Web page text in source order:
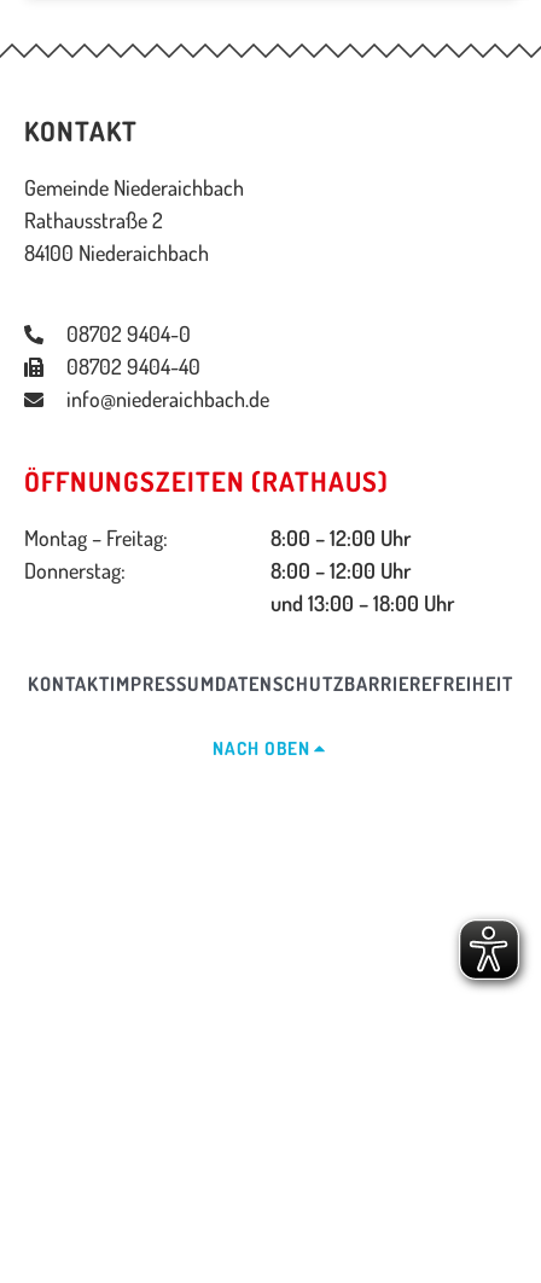
KONTAKT
Gemeinde Niederaichbach
Rathausstraße 2
84100 Niederaichbach
08702 9404-0
08702 9404-40
info@niederaichbach.de
ÖFFNUNGSZEITEN (RATHAUS)
Montag – Freitag:
8:00 – 12:00 Uhr
Donnerstag:
8:00 – 12:00 Uhr
und 13:00 – 18:00 Uhr
KONTAKTIMPRESSUMDATENSCHUTZBARRIEREFREIHEIT
NACH OBEN